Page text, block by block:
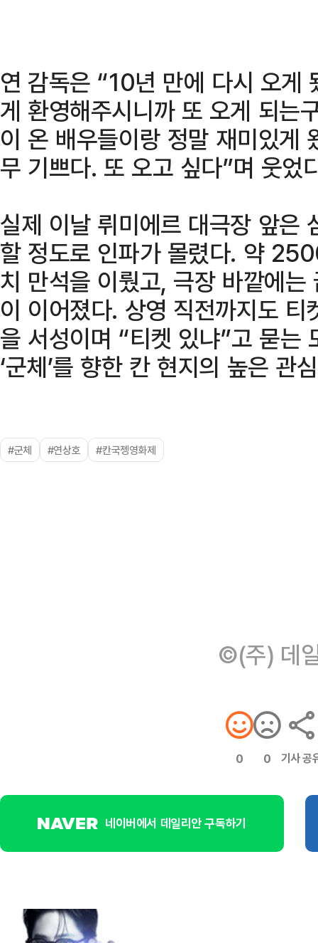
연 감독은 “10년 만에 다시 오게
게 환영해주시니까 또 오게 되는
이 온 배우들이랑 정말 재미있게
무 기쁘다. 또 오고 싶다”며 웃었
실제 이날 뤼미에르 대극장 앞은
할 정도로 인파가 몰렸다. 약
치 만석을 이뤘고, 극장 바깥에
이 이어졌다. 상영 직전까지도
을 서성이며 “티켓 있냐”고 묻는
‘군체’를 향한 칸 현지의 높은 관
#군체 #연상호 #칸국젱영화제
©(주) 데
0 0 기사 공
네이버에서 데일리안 구독하기